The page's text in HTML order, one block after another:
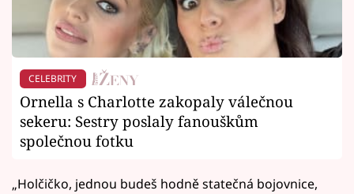
CELEBRITY
Ornella s Charlotte zakopaly válečnou
sekeru: Sestry poslaly fanouškům
společnou fotku
„Holčičko, jednou budeš hodně statečná bojovnice,